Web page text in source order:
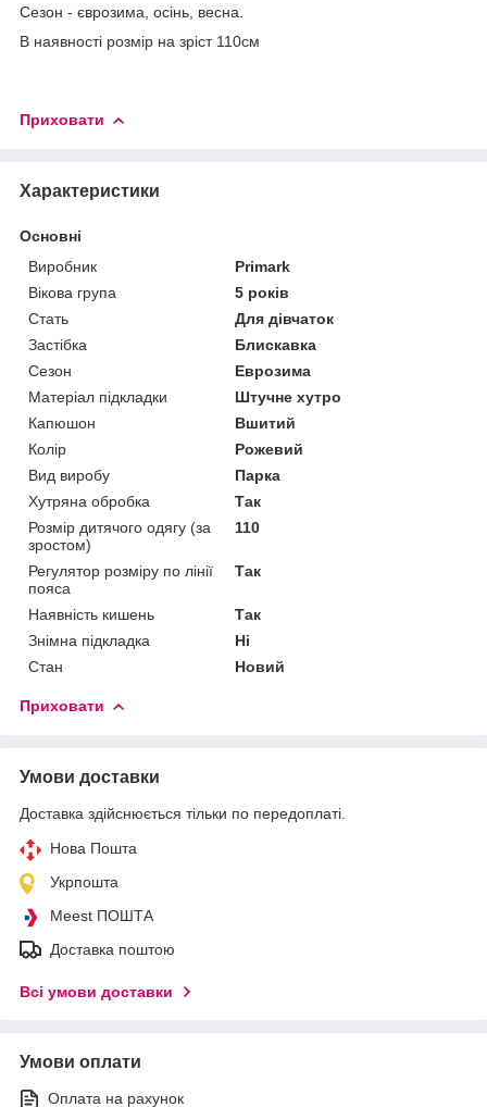
Сезон - єврозима, осінь, весна.
В наявності розмір на зріст 110см
Приховати
Характеристики
Основні
Виробник
Primark
Вікова група
5 років
Стать
Для дівчаток
Застібка
Блискавка
Сезон
Еврозима
Матеріал підкладки
Штучне хутро
Капюшон
Вшитий
Колір
Рожевий
Вид виробу
Парка
Хутряна обробка
Так
Розмір дитячого одягу (за
зростом)
110
Регулятор розміру по лінії
пояса
Так
Наявність кишень
Так
Знімна підкладка
Ні
Стан
Новий
Приховати
Умови доставки
Доставка здійснюється тільки по передоплаті.
Нова Пошта
Укрпошта
Meest ПОШТА
Доставка поштою
Всі умови доставки
Умови оплати
Оплата на рахунок